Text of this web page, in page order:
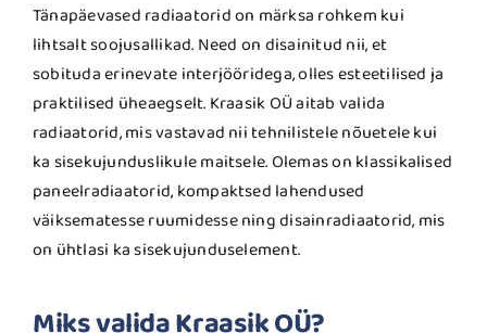
Tänapäevased radiaatorid on märksa rohkem kui
lihtsalt soojusallikad. Need on disainitud nii, et
sobituda erinevate interjööridega, olles esteetilised ja
praktilised üheaegselt. Kraasik OÜ aitab valida
radiaatorid, mis vastavad nii tehnilistele nõuetele kui
ka sisekujunduslikule maitsele. Olemas on klassikalised
paneelradiaatorid, kompaktsed lahendused
väiksematesse ruumidesse ning disainradiaatorid, mis
on ühtlasi ka sisekujunduselement.